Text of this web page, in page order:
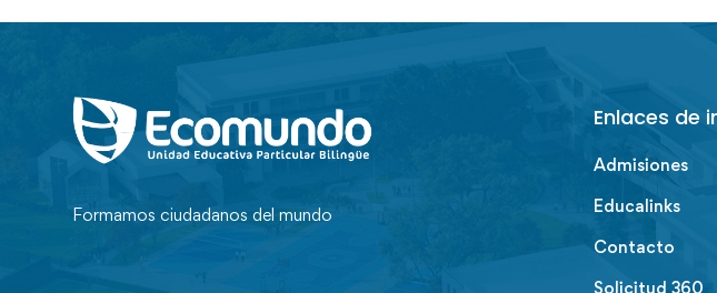
Formamos ciudadanos del mundo
Enlaces de
Admisiones
Educalinks
Contacto
Solicitud 360